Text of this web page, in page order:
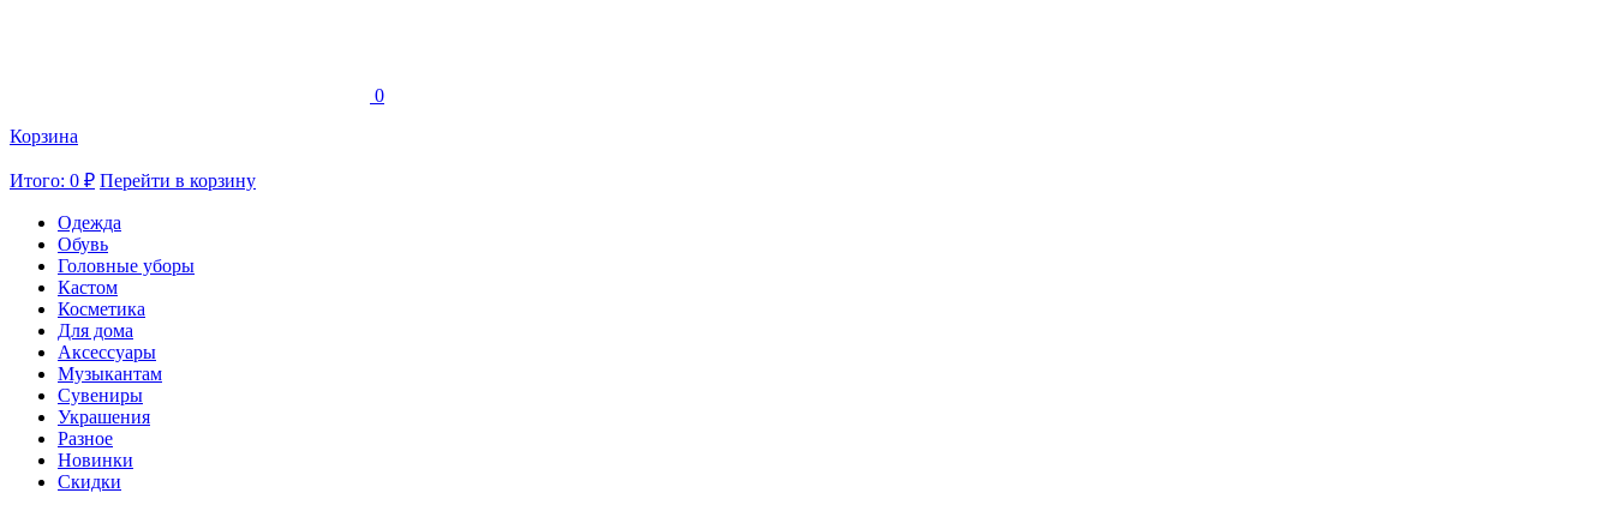
0
Корзина
Итого: 0 ₽ Перейти в корзину
Одежда
Обувь
Головные уборы
Кастом
Косметика
Для дома
Аксессуары
Музыкантам
Сувениры
Украшения
Разное
Новинки
Скидки